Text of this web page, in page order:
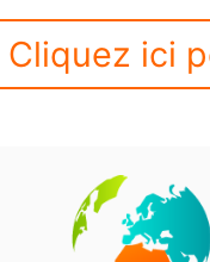
Cliquez ici